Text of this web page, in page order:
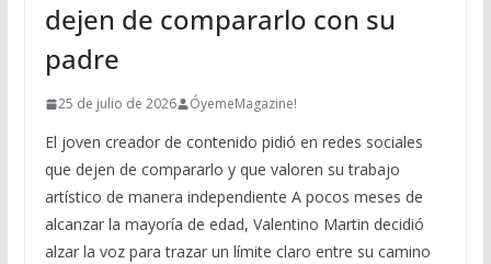
dejen de compararlo con su
padre
25 de julio de 2026 ÓyemeMagazine!
El joven creador de contenido pidió en redes sociales
que dejen de compararlo y que valoren su trabajo
artístico de manera independiente A pocos meses de
alcanzar la mayoría de edad, Valentino Martin decidió
alzar la voz para trazar un límite claro entre su camino